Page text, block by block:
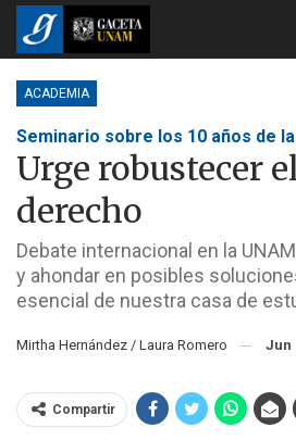
ACADEMIA
Seminario sobre los 10 años de
Urge robustecer
derecho
Debate internacional en la
y ahondar en posibles
esencial de nuestra casa de
Mirtha Hernández / Laura Romero Jun
Compartir